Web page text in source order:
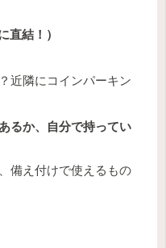
直結！）
近隣にコインパーキン
るか、自分で持ってい
備え付けで使えるもの